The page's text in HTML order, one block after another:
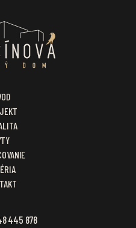
445 878